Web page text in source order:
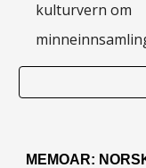
kulturvern om
MEMOAR: